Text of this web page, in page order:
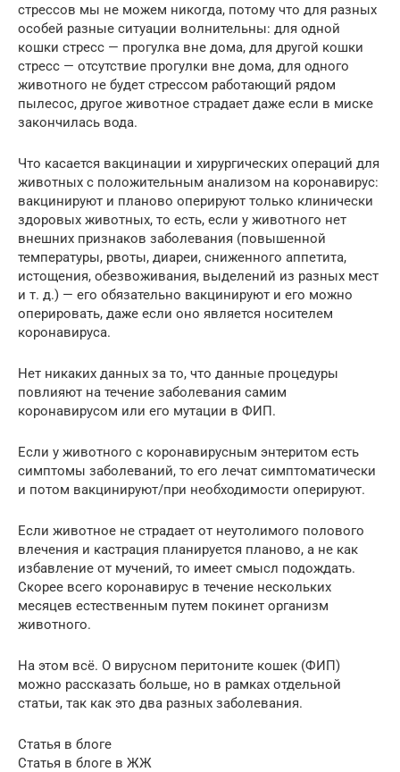
стрессов мы не можем никогда, потому что для разных
особей разные ситуации волнительны: для одной
кошки стресс — прогулка вне дома, для другой кошки
стресс — отсутствие прогулки вне дома, для одного
животного не будет стрессом работающий рядом
пылесос, другое животное страдает даже если в миске
закончилась вода.
Что касается вакцинации и хирургических операций для
животных с положительным анализом на коронавирус:
вакцинируют и планово оперируют только клинически
здоровых животных, то есть, если у животного нет
внешних признаков заболевания (повышенной
температуры, рвоты, диареи, сниженного аппетита,
истощения, обезвоживания, выделений из разных мест
и т. д.) — его обязательно вакцинируют и его можно
оперировать, даже если оно является носителем
коронавируса.
Нет никаких данных за то, что данные процедуры
повлияют на течение заболевания самим
коронавирусом или его мутации в ФИП.
Если у животного с коронавирусным энтеритом есть
симптомы заболеваний, то его лечат симптоматически
и потом вакцинируют/при необходимости оперируют.
Если животное не страдает от неутолимого полового
влечения и кастрация планируется планово, а не как
избавление от мучений, то имеет смысл подождать.
Скорее всего коронавирус в течение нескольких
месяцев естественным путем покинет организм
животного.
На этом всё. О вирусном перитоните кошек (ФИП)
можно рассказать больше, но в рамках отдельной
статьи, так как это два разных заболевания.
Статья в блоге
Статья в блоге в ЖЖ